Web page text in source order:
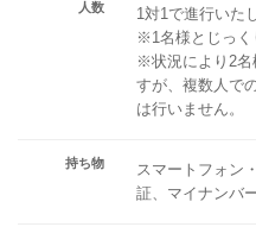
人数
1対1で進行いた
※1名様とじっく
※状況により2名
すが、複数人で
は行いません。
持ち物
スマートフォン
証、マイナンバ